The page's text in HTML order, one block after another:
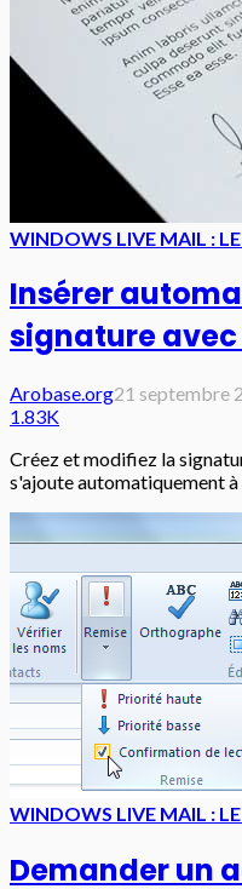
WINDOWS LIVE MAIL :
Insérer
signature avec
Arobase.org21 septembre
1.83K
Créez et modifiez la
s'ajoute automatiquement à
WINDOWS LIVE MAIL :
Demander un